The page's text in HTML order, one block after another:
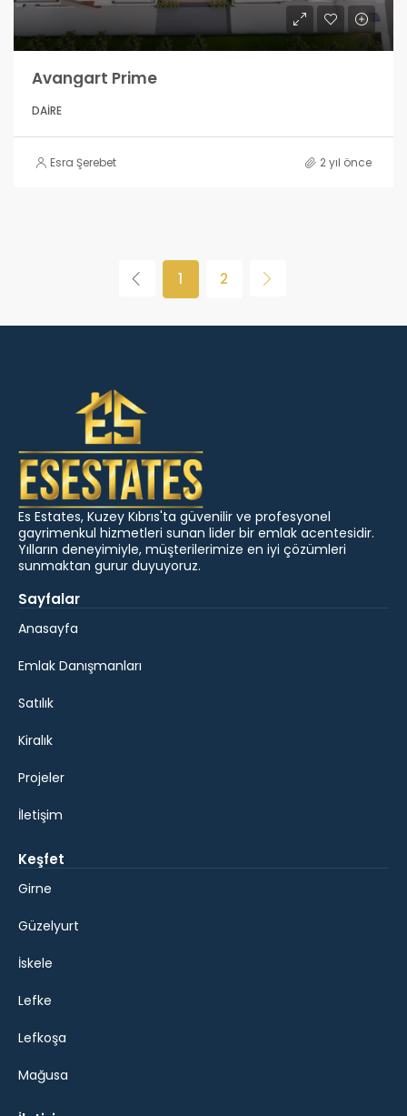
Avangart Prime
DAIRE
Esra Şerebet 2 yıl önce
1 2
Es Estates, Kuzey Kıbrıs'ta güvenilir ve profesyonel
gayrimenkul hizmetleri sunan lider bir emlak acentesidir.
Yılların deneyimiyle, müşterilerimize en iyi çözümleri
sunmaktan gurur duyuyoruz.
Sayfalar
Anasayfa
Emlak Danışmanları
Satılık
Kiralık
Projeler
İletişim
Keşfet
Girne
Güzelyurt
İskele
Lefke
Lefkoşa
Mağusa